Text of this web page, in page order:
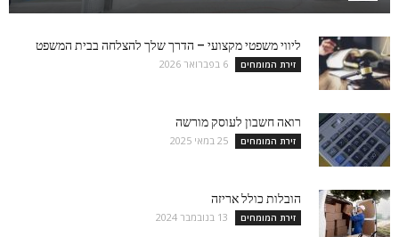
ליווי משפטי מקצועי – הדרך שלך להצלחה בבית המשפט
זירת המומחים 6 בפברואר 2026
רואה חשבון לעוסק מורשה
זירת המומחים 25 במאי 2025
הובלות כולל אריזה
זירת המומחים 13 בנובמבר 2024